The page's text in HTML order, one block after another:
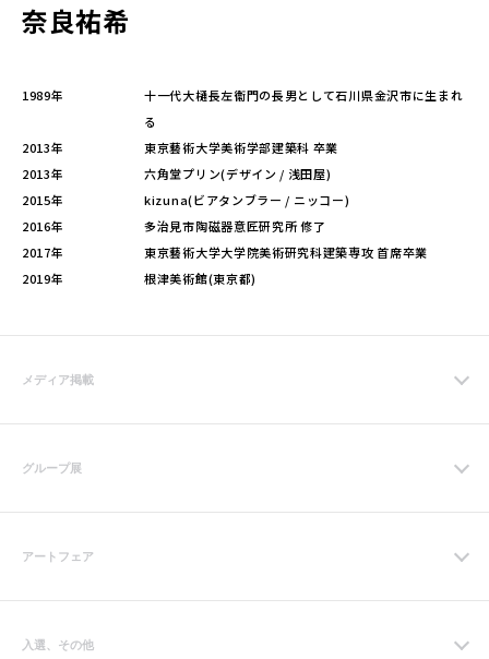
奈良祐希
1989年
十一代大樋長左衞門の長男として石川県金沢市に生まれ
る
2013年
東京藝術大学美術学部建築科 卒業
2013年
六角堂プリン(デザイン / 浅田屋)
2015年
kizuna(ビアタンブラー / ニッコー)
2016年
多治見市陶磁器意匠研究所 修了
2017年
東京藝術大学大学院美術研究科建築専攻 首席卒業
2019年
根津美術館(東京都)
メディア掲載
グループ展
アートフェア
入選、その他